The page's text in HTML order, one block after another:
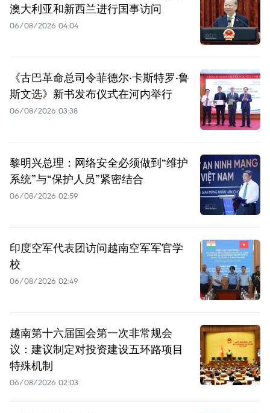
澳大利亚和新西兰进行国事访问
06/08/2026 04:04
《古巴革命总司令菲德尔·卡斯特罗·鲁
斯文选》新书发布仪式在河内举行
06/08/2026 03:38
黎明兴总理：网络安全必须做到“维护
系统”与“保护人员”紧密结合
06/08/2026 02:59
印度空军代表团访问越南空军军官学
校
06/08/2026 02:49
越南第十六届国会第一次非常规会
议：建议制定对投资建设五环路项目
特殊机制
06/08/2026 02:03